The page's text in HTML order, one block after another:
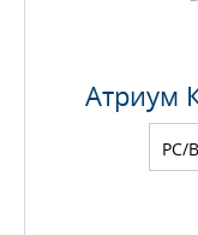
Атриум
PC/